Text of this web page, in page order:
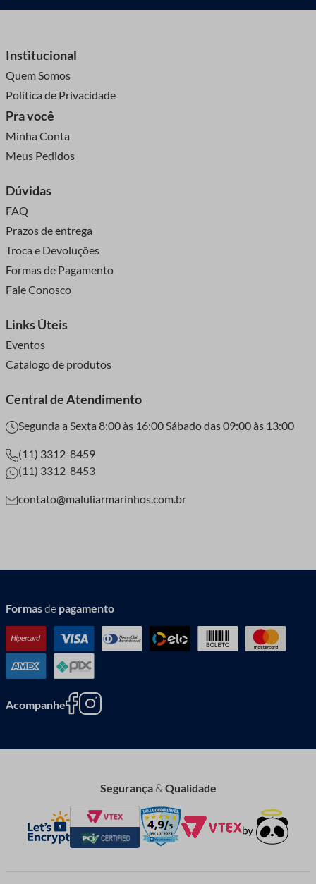
Institucional
Quem Somos
Política de Privacidade
Pra você
Minha Conta
Meus Pedidos
Dúvidas
FAQ
Prazos de entrega
Troca e Devoluções
Formas de Pagamento
Fale Conosco
Links Úteis
Eventos
Catalogo de produtos
Central de Atendimento
Segunda a Sexta 8:00 às 16:00 Sábado das 09:00 às 13:00
(11) 3312-8459
(11) 3312-8453
contato@maluliarmarinhos.com.br
Formasde pagamento
Acompanhe
Segurança&Qualidade